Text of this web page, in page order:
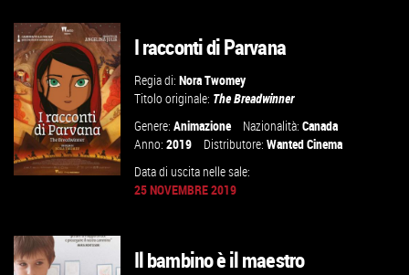
VAI ALLA SCHEDA
GUARDA IL TRAILER
I racconti di Parvana
Regia di:Nora Twomey
Titolo originale: The Breadwinner
Genere:Animazione Nazionalità:Canada
Anno:2019 Distributore:Wanted Cinema
Data di uscita nelle sale:
25 NOVEMBRE 2019
Il bambino è il maestro